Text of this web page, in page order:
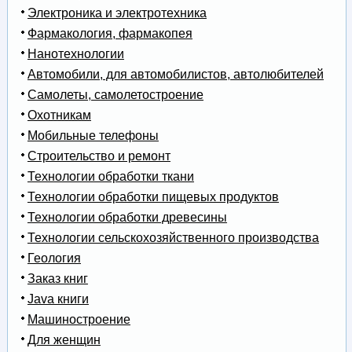
Электроника и электротехника
Фармакология, фармакопея
Нанотехнологии
Автомобили, для автомобилистов, автолюбителей
Самолеты, самолетостроение
Охотникам
Мобильные телефоны
Строительство и ремонт
Технологии обработки ткани
Технологии обработки пищевых продуктов
Технологии обработки древесины
Технологии сельскохозяйственного производства
Геология
Заказ книг
Java книги
Машиностроение
Для женщин